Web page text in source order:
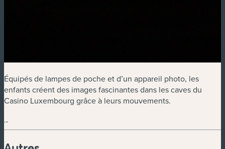
Équipés de lampes de poche et d’un appareil photo, les
enfants créent des images fascinantes dans les caves du
Casino Luxembourg grâce à leurs mouvements.
..